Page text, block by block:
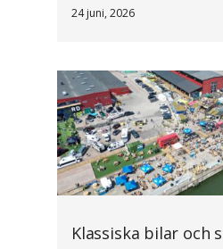
24 juni, 2026
Klassiska bilar och